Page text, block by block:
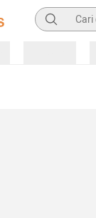
Pencarian